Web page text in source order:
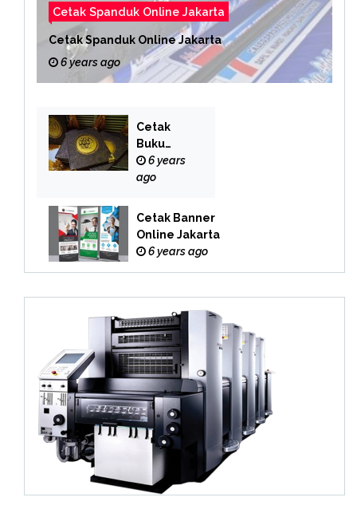
Cetak Spanduk Online Jakarta
Cetak Spanduk Online Jakarta
6 years ago
Cetak
Buku
Yasin
Online
6 years
ago
Cetak Banner
Online Jakarta
6 years ago